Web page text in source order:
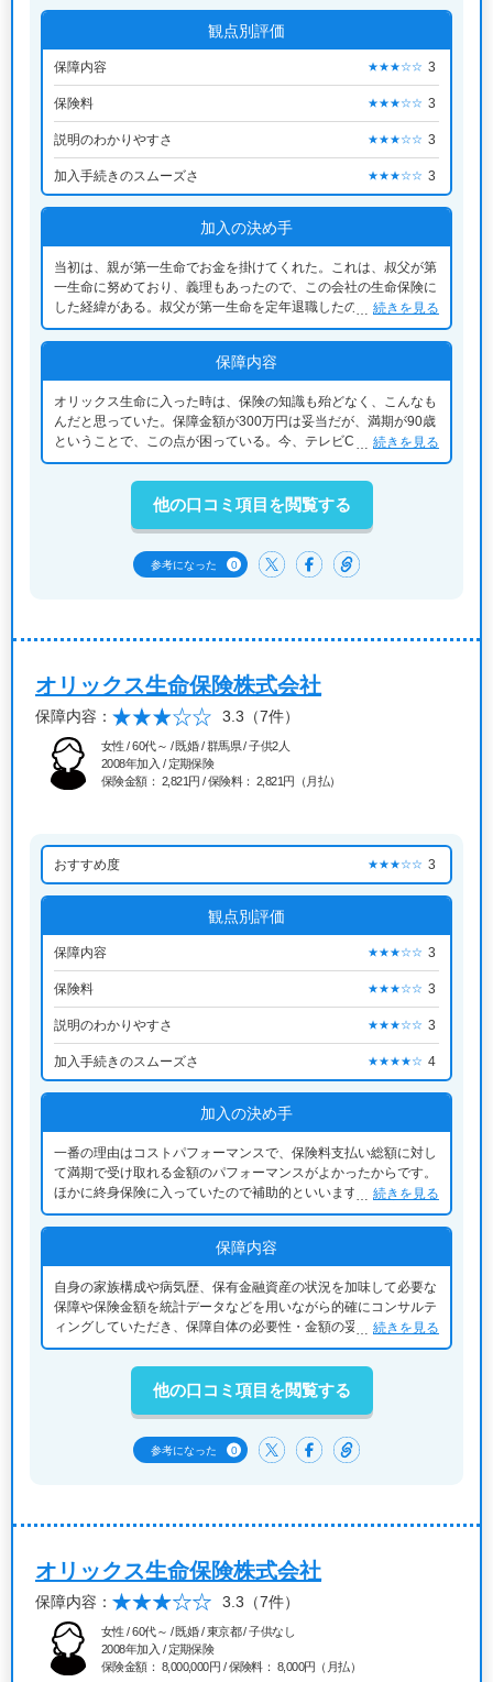
観点別評価
保障内容 ★★★☆☆ 3
保険料 ★★★☆☆ 3
説明のわかりやすさ ★★★☆☆ 3
加入手続きのスムーズさ ★★★☆☆ 3
加入の決め手
当初は、親が第一生命でお金を掛けてくれた。これは、叔父が第
一生命に努めており、義理もあったので、この会社の生命保険に
した経緯がある。叔父が第一生命を定年退職したのを切っ掛け
に、保険の見直しを行い、ファイナンシャルプランナーに相談し
なくした方が良いとのアドバイスを受け、オリックス生命を勧め
続きを見る
保障内容
オリックス生命に入った時は、保険の知識も殆どなく、こんなも
んだと思っていた。保障金額が300万円は妥当だが、満期が90歳
ということで、この点が困っている。今、テレビCMで色々な保
険が宣伝されているが、終身保障で比較的安い保険があるので、
今となっては、終身保障がある方が良かったと思っている。
続きを見る
参考になった 0
他の口コミ項目を閲覧する
オリックス生命保険株式会社
保障内容： 3.3 （7件）
女性 / 60代～ / 既婚 / 群馬県 / 子供2人
2008年加入 / 定期保険
保険金額： 2,821円 / 保険料： 2,821円（月払）
おすすめ度 ★★★☆☆ 3
観点別評価
保障内容 ★★★☆☆ 3
保険料 ★★★☆☆ 3
説明のわかりやすさ ★★★☆☆ 3
加入手続きのスムーズさ ★★★★☆ 4
加入の決め手
一番の理由はコストパフォーマンスで、保険料支払い総額に対し
て満期で受け取れる金額のパフォーマンスがよかったからです。
ほかに終身保険に入っていたので補助的といいますか、葬式代く
らい捻出できればいいということから加入しました。
続きを見る
保障内容
自身の家族構成や病気歴、保有金融資産の状況を加味して必要な
保障や保険金額を統計データなどを用いながら的確にコンサルテ
ィングしていただき、保障自体の必要性・金額の妥当性に納得し
て加入することができました。
続きを見る
参考になった 0
他の口コミ項目を閲覧する
オリックス生命保険株式会社
保障内容： 3.3 （7件）
女性 / 60代～ / 既婚 / 東京都 / 子供なし
2008年加入 / 定期保険
保険金額： 8,000,000円 / 保険料： 8,000円（月払）